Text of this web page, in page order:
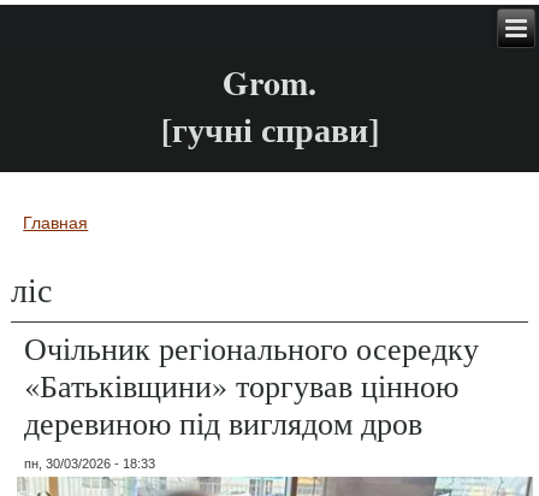
Grom.
[гучні справи]
Вы здесь
Главная
ліс
Очільник регіонального осередку
«Батьківщини» торгував цінною
деревиною під виглядом дров
пн, 30/03/2026 - 18:33